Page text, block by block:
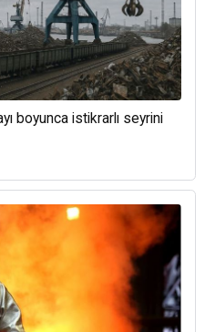
boyunca istikrarlı seyrini